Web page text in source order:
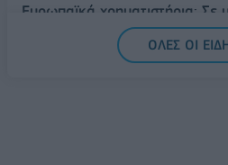
Ευρωπαϊκά χρηματιστήρια: Σε
ανήλθαν οι μετοχές στο
ΟΛΕΣ ΟΙ